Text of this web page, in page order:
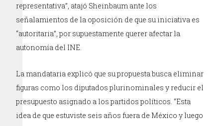
representativa”, atajó Sheinbaum ante los
señalamientos de la oposición de que su iniciativa es
“autoritaria”, por supuestamente querer afectar la
autonomía del INE.
La mandataria explicó que su propuesta busca eliminar
figuras como los diputados plurinominales y reducir el
presupuesto asignado a los partidos políticos. “Esta
idea de que estuviste seis años fuera de México y luego